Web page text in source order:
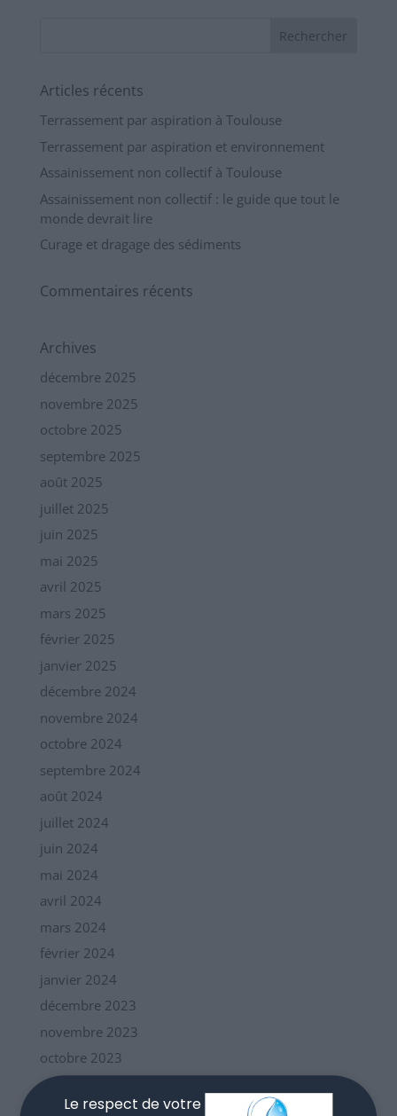
Le respect de votre
Articles récents
Terrassement par aspiration à Toulouse
Terrassement par aspiration et environnement
Assainissement non collectif à Toulouse
Assainissement non collectif : le guide que tout le
monde devrait lire
Curage et dragage des sédiments
Commentaires récents
Archives
décembre 2025
novembre 2025
octobre 2025
septembre 2025
août 2025
juillet 2025
juin 2025
mai 2025
avril 2025
mars 2025
février 2025
janvier 2025
décembre 2024
novembre 2024
octobre 2024
septembre 2024
août 2024
juillet 2024
juin 2024
mai 2024
avril 2024
mars 2024
février 2024
janvier 2024
décembre 2023
novembre 2023
octobre 2023
septembre 2023
août 2023